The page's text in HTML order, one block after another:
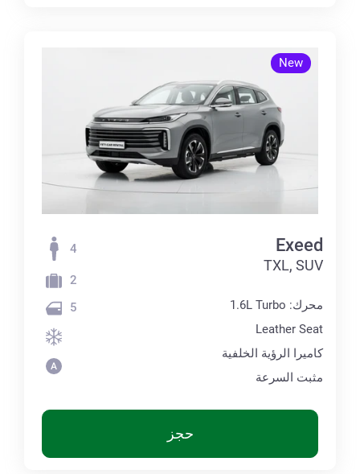
New
Exeed
TXL, SUV
محرك: 1.6L Turbo
Leather Seat
كاميرا الرؤية الخلفية
مثبت السرعة
4
2
5
حجز